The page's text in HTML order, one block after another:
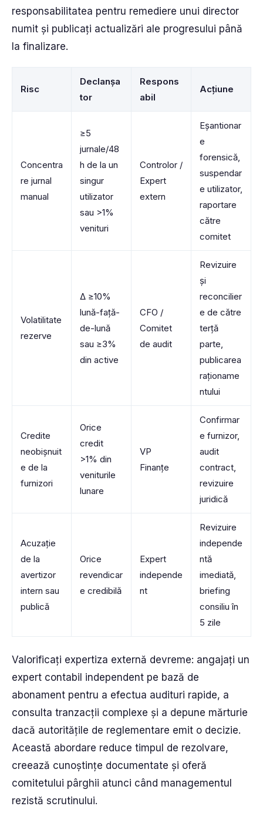
responsabilitatea pentru remediere unui director
numit și publicați actualizări ale progresului până
la finalizare.
Risc
Declanșa
tor
Respons
abil
Acțiune
Concentra
re jurnal
manual
≥5
jurnale/48
h de la un
singur
utilizator
sau >1%
venituri
Controlor /
Expert
extern
Eșantionar
e
forensică,
suspendar
e utilizator,
raportare
către
comitet
Volatilitate
rezerve
Δ ≥10%
lună-față-
de-lună
sau ≥3%
din active
CFO /
Comitet
de audit
Revizuire
și
reconcilier
e de către
terță
parte,
publicarea
raționame
ntului
Credite
neobișnuit
e de la
furnizori
Orice
credit
>1% din
veniturile
lunare
VP
Finanțe
Confirmar
e furnizor,
audit
contract,
revizuire
juridică
Acuzație
de la
avertizor
intern sau
publică
Orice
revendicar
e credibilă
Expert
independe
nt
Revizuire
independe
ntă
imediată,
briefing
consiliu în
5 zile
Valorificați expertiza externă devreme: angajați un
expert contabil independent pe bază de
abonament pentru a efectua audituri rapide, a
consulta tranzacții complexe și a depune mărturie
dacă autoritățile de reglementare emit o decizie.
Această abordare reduce timpul de rezolvare,
creează cunoștințe documentate și oferă
comitetului pârghii atunci când managementul
rezistă scrutinului.